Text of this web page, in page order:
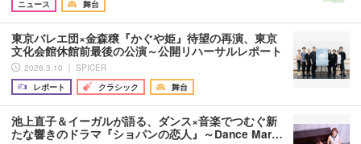
ニュース
舞台
東京バレエ団×金森穣『かぐや姫』待望の再演、東京
文化会館休館前最後の公演～公開リハーサルレポート
2026.3.10 ｜ SPICER
レポート
クラシック 舞台
池上直子＆イーガルが語る、ダンス×音楽でつむぐ新
たな響きのドラマ『ショパンの恋人』～Dance Mar…